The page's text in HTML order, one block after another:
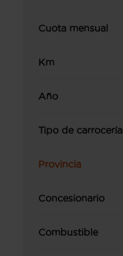
Cuota mensual
Km
Año
Tipo de carrocería
Provincia
Concesionario
Combustible